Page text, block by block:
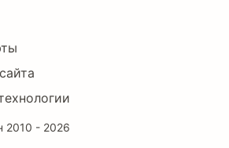
2010 - 2026